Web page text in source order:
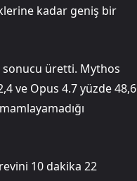
kadar geniş bir
sonucu üretti. Mythos
ve Opus 4.7 yüzde 48,6
10 dakika 22